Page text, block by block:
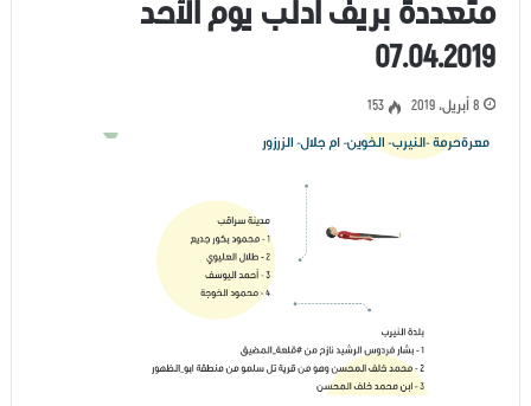
متعددة بريف ادلب يوم الأحد
07.04.2019
8 أبريل، 2019 153